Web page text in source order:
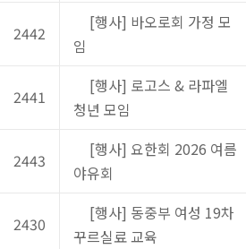
2442
[행사] 바오로회 가정 모
임
2441
[행사] 로고스 & 라파엘
청년 모임
2443
[행사] 요한회 2026 여름
야유회
2430
[행사] 동중부 여성 19차
꾸르실료 교육